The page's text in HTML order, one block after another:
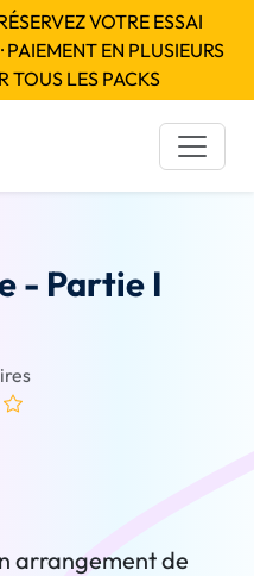
VOTRE ESSAI
EN PLUSIEURS
TOUS LES PACKS
- Partie I
arrangement de